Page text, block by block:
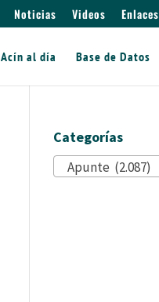
Noticias Videos Enlaces
Acín al día Base de Datos
Categorías
Apunte (2.087)